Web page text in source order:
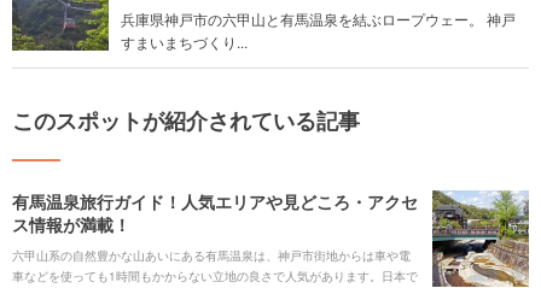
兵庫県神戸市の六甲山と有馬温泉を結ぶロープウェー。 神戸
すまいまちづくり...
このスポットが紹介されている記事
有馬温泉旅行ガイド！人気エリアや見どころ・アクセ
ス情報が満載！
六甲山系の自然豊かな山あいにある有馬温泉は、神戸市街地からは車や電
車などを使っても1時間もかからない立地の良さで人気があります。日本で